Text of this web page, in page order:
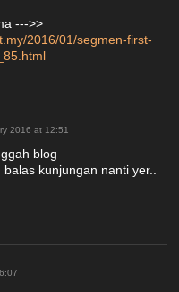
--->>
2016/01/segmen-first-
2016 at 12:51
blog
balas kunjungan nanti yer..